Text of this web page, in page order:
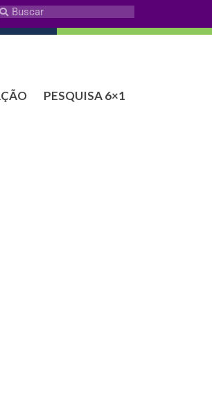
PESQUISA 6×1